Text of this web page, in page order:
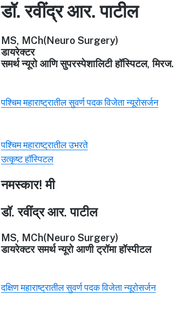
डॉ. रवींद्र आर. पाटील
MS, MCh(Neuro Surgery)
डायरेक्टर
समर्थ न्यूरो आणि सुपरस्पेशालिटी हॉस्पिटल, मिरज.
पश्चिम महाराष्ट्रातील सुवर्ण पदक विजेता न्यूरोसर्जन
पश्चिम महाराष्ट्रातील उभरते
उत्कृष्ट हॉस्पिटल
नमस्कार! मी
डॉ. रवींद्र आर. पाटील
MS, MCh(Neuro Surgery)
डायरेक्टर समर्थ न्यूरो आणी ट्रॉमा हॉस्पीटल
दक्षिण महाराष्ट्रातील सुवर्ण पदक विजेता न्यूरोसर्जन